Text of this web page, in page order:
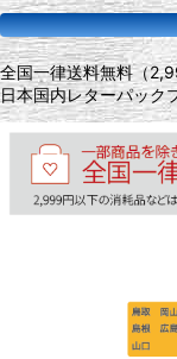
全国一律送料無料（
日本国内レターパック